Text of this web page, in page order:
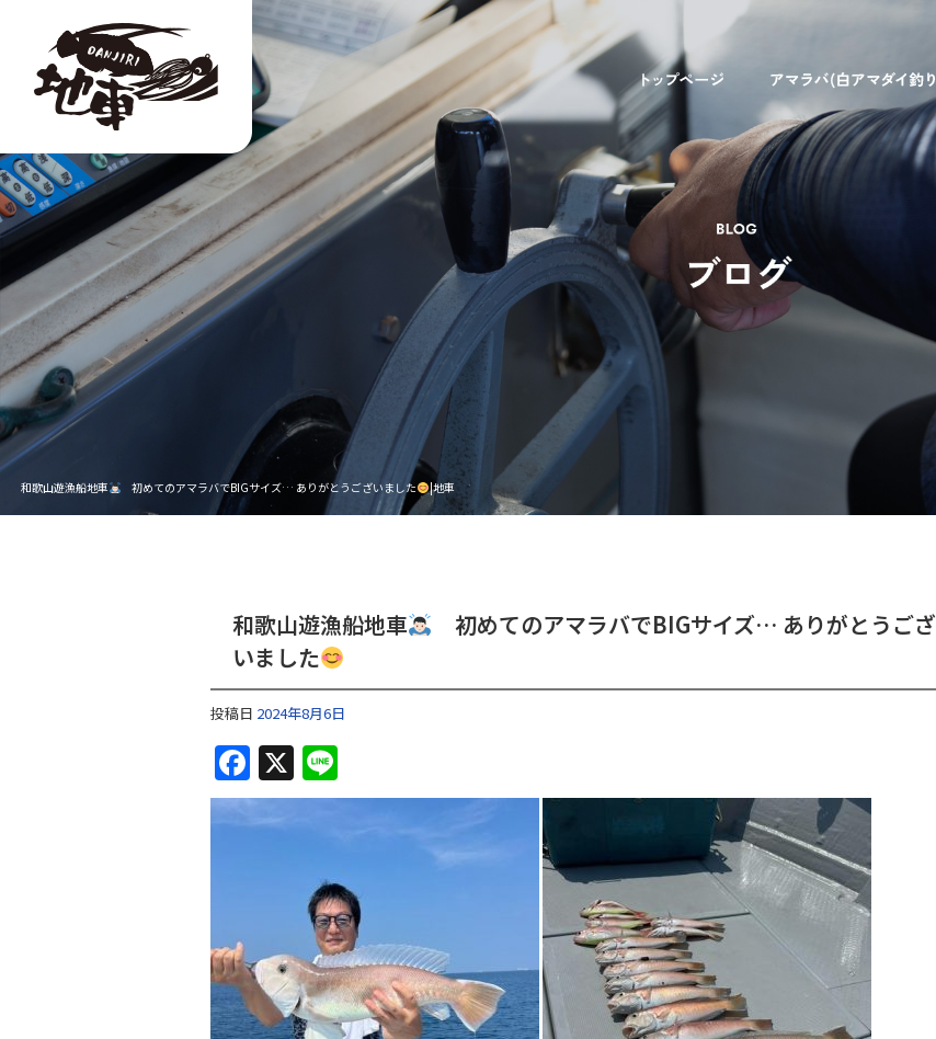
和歌山遊漁船地車 初めてのアマラバでBIGサイズ… ありがとうございました |地車
和歌山遊漁船地車
初めてのアマラバでBIGサイズ… ありがとうござ
いました
投稿日 2024年8月6日
F
a
c
o
k
X
n